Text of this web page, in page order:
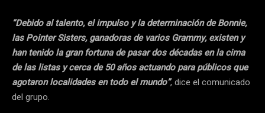
“Debido al talento, el impulso y la determinación de Bonnie,
las Pointer Sisters, ganadoras de varios Grammy, existen y
han tenido la gran fortuna de pasar dos décadas en la cima
de las listas y cerca de 50 años actuando para públicos que
agotaron localidades en todo el mundo”, dice el comunicado
del grupo.